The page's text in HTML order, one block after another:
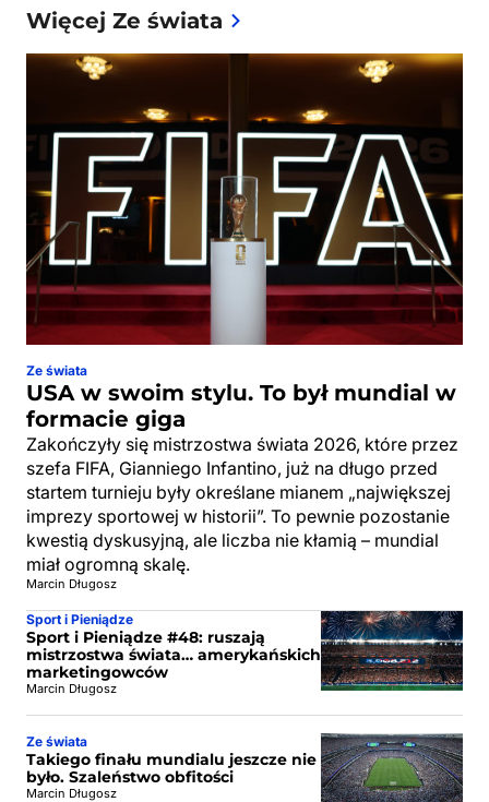
Więcej Ze świata
Ze świata
USA w swoim stylu. To był mundial w
formacie giga
Zakończyły się mistrzostwa świata 2026, które przez
szefa FIFA, Gianniego Infantino, już na długo przed
startem turnieju były określane mianem „największej
imprezy sportowej w historii”. To pewnie pozostanie
kwestią dyskusyjną, ale liczba nie kłamią – mundial
miał ogromną skalę.
Marcin Długosz
Sport i Pieniądze
Sport i Pieniądze #48: ruszają
mistrzostwa świata… amerykańskich
marketingowców
Marcin Długosz
Ze świata
Takiego finału mundialu jeszcze nie
było. Szaleństwo obfitości
Marcin Długosz